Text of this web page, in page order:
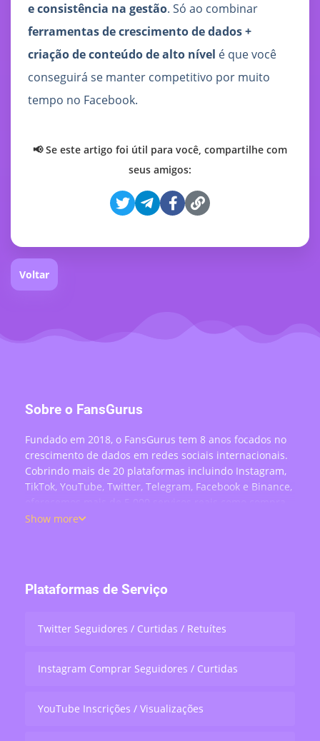
e consistência na gestão. Só ao combinar
ferramentas de crescimento de dados +
criação de conteúdo de alto nível é que você
conseguirá se manter competitivo por muito
tempo no Facebook.
📢 Se este artigo foi útil para você, compartilhe com
seus amigos:
Voltar
Sobre o FansGurus
Fundado em 2018, o FansGurus tem 8 anos focados no
crescimento de dados em redes sociais internacionais.
Cobrindo mais de 20 plataformas incluindo Instagram,
TikTok, YouTube, Twitter, Telegram, Facebook e Binance,
de seguidores, curtidas, comentários, visualizações,
Show more
Plataformas de Serviço
Twitter Seguidores / Curtidas / Retuítes
Instagram Comprar Seguidores / Curtidas
YouTube Inscrições / Visualizações